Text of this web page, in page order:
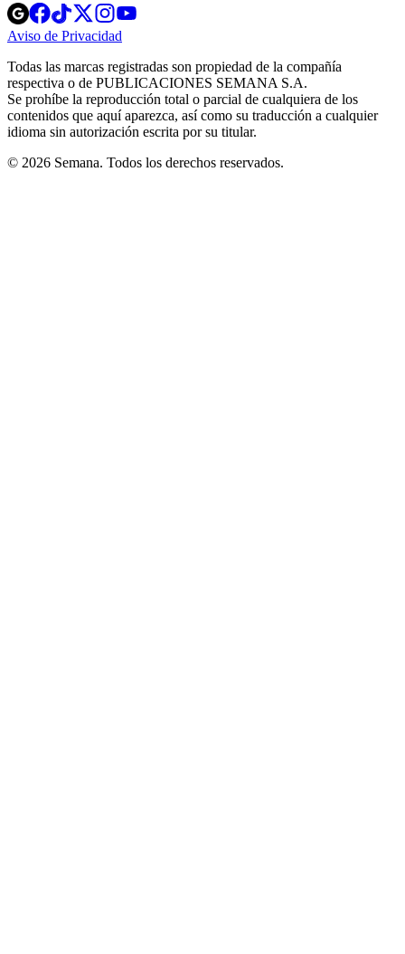
Opens
in
new
Opens
in
new
Opens
in
new
window
Opens
new
windowwindow
Aviso de Privacidad
new
window
Todas las marcas registradas son propiedad de la compañía
respectiva o de PUBLICACIONES SEMANA S.A.
Se prohíbe la reproducción total o parcial de cualquiera de los
contenidos que aquí aparezca, así como su traducción a cualquier
idioma sin autorización escrita por su titular.
© 2026 Semana. Todos los derechos reservados.